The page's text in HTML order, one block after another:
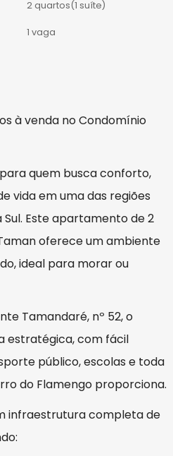
2 quartos(1 suíte)
1 vaga
à venda no Condomínio
quem busca conforto,
vida em uma das regiões
Sul. Este apartamento de 2
oferece um ambiente
ideal para morar ou
Tamandaré, nº 52, o
estratégica, com fácil
público, escolas e toda
do Flamengo proporciona.
infraestrutura completa de